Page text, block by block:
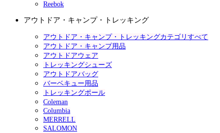
Reebok
アウトドア・キャンプ・トレッキング
アウトドア・キャンプ・トレッキングカテゴリすべて
アウトドア・キャンプ用品
アウトドアウェア
トレッキングシューズ
アウトドアバッグ
バーベキュー用品
トレッキングポール
Coleman
Columbia
MERRELL
SALOMON